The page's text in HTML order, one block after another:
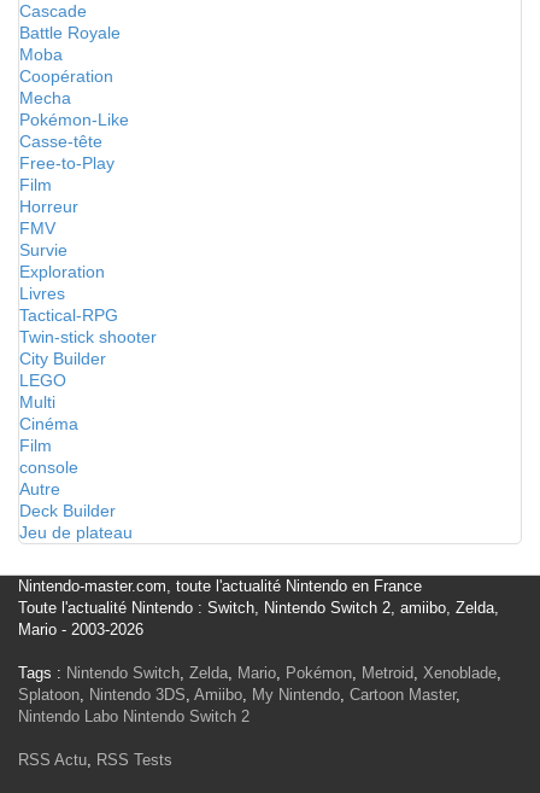
Cascade
Battle Royale
Moba
Coopération
Mecha
Pokémon-Like
Casse-tête
Free-to-Play
Film
Horreur
FMV
Survie
Exploration
Livres
Tactical-RPG
Twin-stick shooter
City Builder
LEGO
Multi
Cinéma
Film
console
Autre
Deck Builder
Jeu de plateau
Nintendo-master.com, toute l'actualité Nintendo en France
Toute l'actualité Nintendo : Switch, Nintendo Switch 2, amiibo, Zelda,
Mario - 2003-2026
Tags : Nintendo Switch, Zelda, Mario, Pokémon, Metroid, Xenoblade,
Splatoon, Nintendo 3DS, Amiibo, My Nintendo, Cartoon Master,
Nintendo Labo Nintendo Switch 2
RSS Actu, RSS Tests